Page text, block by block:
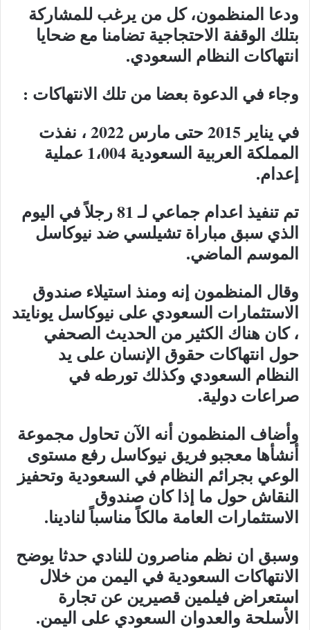
ودعا المنظمون، كل من يرغب للمشاركة
بتلك الوقفة الاحتجاجية تضامنا مع ضحايا
انتهاكات النظام السعودي.
وجاء في الدعوة بعضا من تلك الانتهاكات :
في يناير 2015 حتى مارس 2022 ، نفذت
المملكة العربية السعودية 1،004 عملية
إعدام.
تم تنفيذ اعدام جماعي لـ 81 رجلاً في اليوم
الذي سبق مباراة تشيلسي ضد نيوكاسل
الموسم الماضي.
وقال المنظمون إنه ومنذ استيلاء صندوق
الاستثمارات السعودي على نيوكاسل يونايتد
، كان هناك الكثير من الحديث الصحفي
حول انتهاكات حقوق الإنسان على يد
النظام السعودي وكذلك تورطه في
صراعات دولية.
وأضاف المنظمون أنه الآن تحاول مجموعة
أنشأها معجبو فريق نيوكاسل رفع مستوى
الوعي بجرائم النظام في السعودية وتحفيز
النقاش حول ما إذا كان صندوق
الاستثمارات العامة مالكاً مناسباً لنادينا.
وسبق ان نظم مناصرون للنادي حدثا يوضح
الانتهاكات السعودية في اليمن من خلال
استعراض فيلمين قصيرين عن تجارة
الأسلحة والعدوان السعودي على اليمن.